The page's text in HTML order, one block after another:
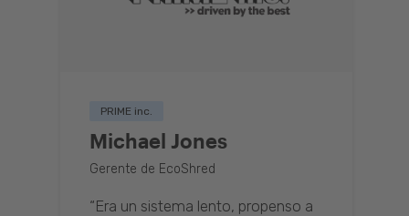
PRIME inc.
Michael Jones
Gerente de EcoShred
“Era un sistema lento, propenso a